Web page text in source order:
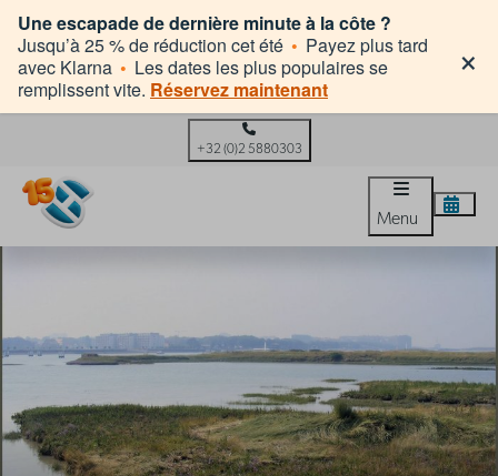
Une escapade de dernière minute à la côte ?
Jusqu’à 25 % de réduction cet été • Payez plus tard
avec Klarna • Les dates les plus populaires se
remplissent vite. Réservez maintenant
×
+32 (0)2 5880303
Menu